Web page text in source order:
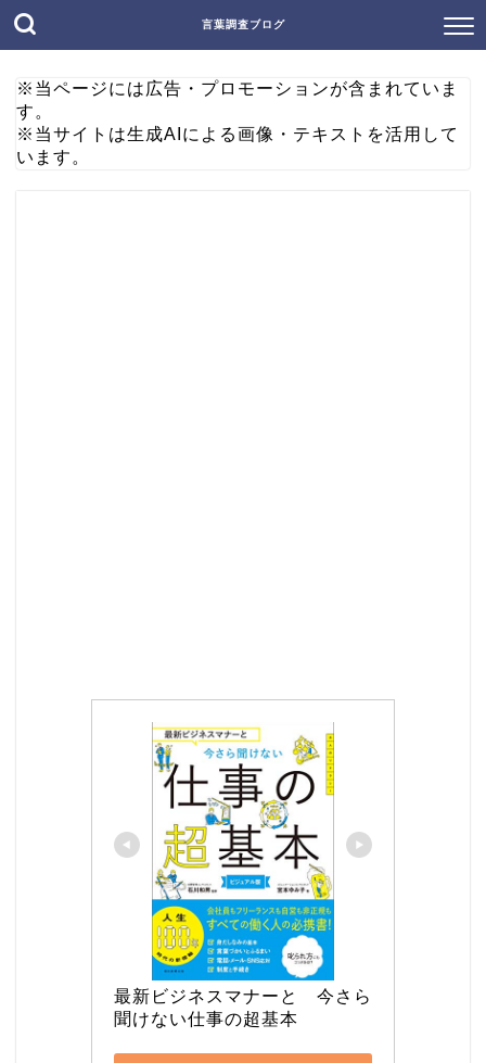
言葉調査ブログ
※当ページには広告・プロモーションが含まれていま
す。
※当サイトは生成AIによる画像・テキストを活用して
います。
最新ビジネスマナーと　今さら
聞けない仕事の超基本